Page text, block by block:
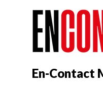
En-Contact